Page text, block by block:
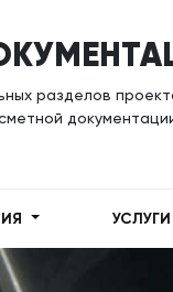
разделов
УСЛУГИ